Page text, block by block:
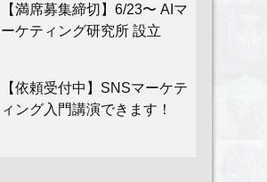
【満席募集締切】6/23〜 AIマ
ーケティング研究所 設立
【依頼受付中】SNSマーケテ
ィング入門講演できます！